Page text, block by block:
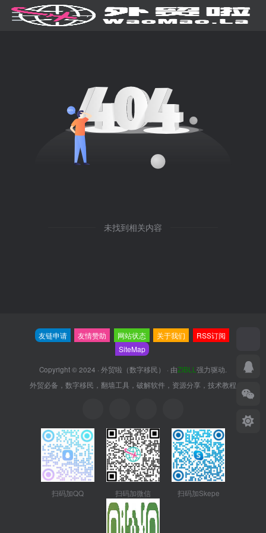
未找到相关内容
友链申请 友情赞助 网站状态 关于我们
RSS订阅
SiteMap
Copyright © 2024 · 外贸啦（数字移民） · 由ZIBLL强力驱动.
外贸必备，数字移民，翻墙工具，破解软件，资源分享，技术教程
扫码加QQ 扫码加微信 扫码加Skepe